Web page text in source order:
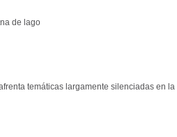
de lago
temáticas largamente silenciadas en